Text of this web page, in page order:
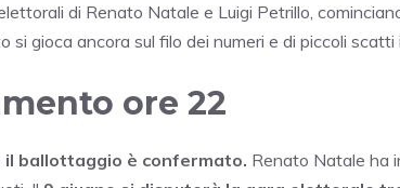
di Renato Natale e Luigi Petrillo,
si gioca ancora sul filo dei numeri e di piccoli scatti
ore 22
il ballottaggio è confermato. Renato Natale ha